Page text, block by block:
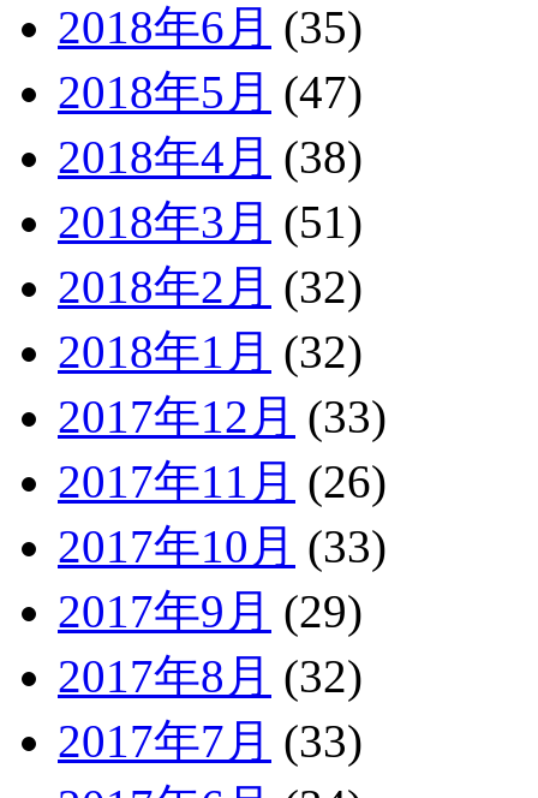
2018年6月 (35)
2018年5月 (47)
2018年4月 (38)
2018年3月 (51)
2018年2月 (32)
2018年1月 (32)
2017年12月 (33)
2017年11月 (26)
2017年10月 (33)
2017年9月 (29)
2017年8月 (32)
2017年7月 (33)